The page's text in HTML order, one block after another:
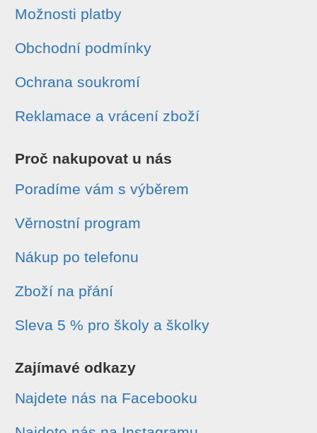
Možnosti platby
Obchodní podmínky
Ochrana soukromí
Reklamace a vrácení zboží
Proč nakupovat u nás
Poradíme vám s výběrem
Věrnostní program
Nákup po telefonu
Zboží na přání
Sleva 5 % pro školy a školky
Zajímavé odkazy
Najdete nás na Facebooku